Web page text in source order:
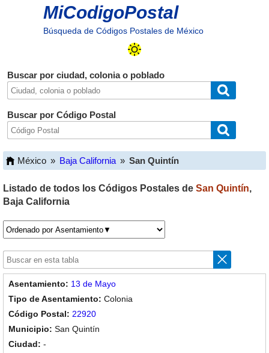
MiCodigoPostal
Búsqueda de Códigos Postales de México
Buscar por ciudad, colonia o poblado
Buscar por Código Postal
México » Baja California » San Quintín
Listado de todos los Códigos Postales de San Quintín,
Baja California
13 de Mayo
Colonia
22920
San Quintín
-